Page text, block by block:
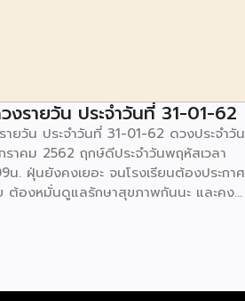
งรายวัน ประจำวันที่ 31-01-62
ายวัน ประจำวันที่ 31-01-62 ดวงประจำวัน
าคม 2562 ฤกษ์ดีประจำวันพฤหัสเวลา
น. ฝุ่นยังคงเยอะ จนโรงเรียนต้องประกาศ
ต้องหมั่นดูแลรักษาสุขภาพกันนะ และคง
พูเลขมงคล 5 4 3